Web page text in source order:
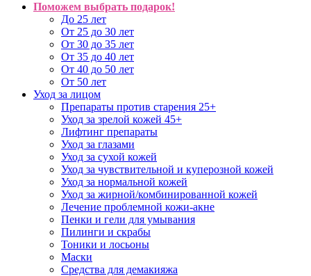
Поможем выбрать подарок!
До 25 лет
От 25 до 30 лет
От 30 до 35 лет
От 35 до 40 лет
От 40 до 50 лет
От 50 лет
Уход за лицом
Препараты против старения 25+
Уход за зрелой кожей 45+
Лифтинг препараты
Уход за глазами
Уход за сухой кожей
Уход за чувствительной и куперозной кожей
Уход за нормальной кожей
Уход за жирной/комбинированной кожей
Лечение проблемной кожи-акне
Пенки и гели для умывания
Пилинги и скрабы
Тоники и лосьоны
Маски
Средства для демакияжа